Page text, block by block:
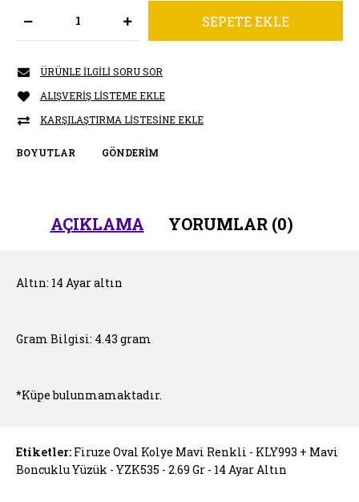
ÜRÜNLE İLGILI SORU SOR
ALIŞVERIŞ LISTEME EKLE
KARŞILAŞTIRMA LISTESINE EKLE
BOYUTLAR GÖNDERIM
AÇIKLAMA YORUMLAR (0)
Altın: 14 Ayar altın
Gram Bilgisi: 4.43 gram
*Küpe bulunmamaktadır.
Etiketler: Firuze Oval Kolye Mavi Renkli - KLY993 + Mavi
Boncuklu Yüzük - YZK535 - 2.69 Gr - 14 Ayar Altın